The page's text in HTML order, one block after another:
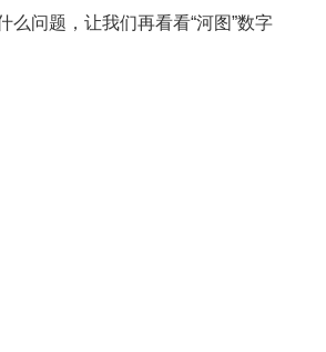
么问题，让我们再看看“河图”数字